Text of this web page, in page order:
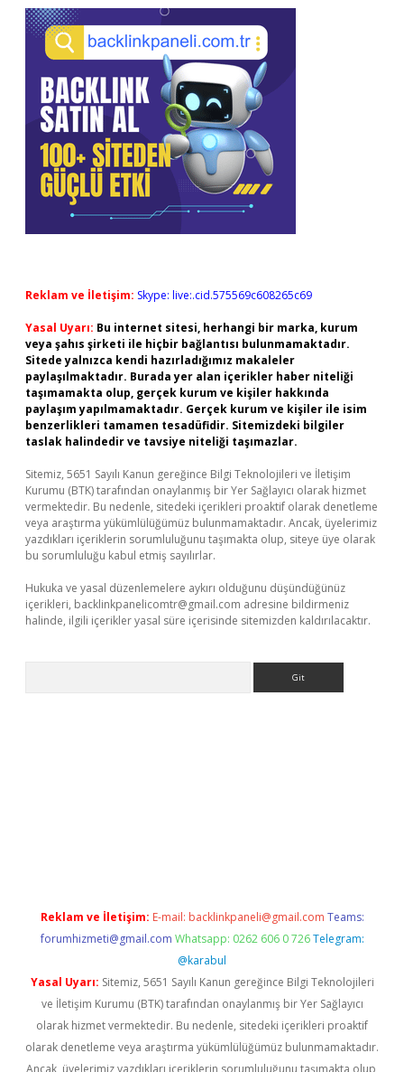
Reklam ve İletişim: Skype: live:.cid.575569c608265c69
Yasal Uyarı: Bu internet sitesi, herhangi bir marka, kurum
veya şahıs şirketi ile hiçbir bağlantısı bulunmamaktadır.
Sitede yalnızca kendi hazırladığımız makaleler
paylaşılmaktadır. Burada yer alan içerikler haber niteliği
taşımamakta olup, gerçek kurum ve kişiler hakkında
paylaşım yapılmamaktadır. Gerçek kurum ve kişiler ile isim
benzerlikleri tamamen tesadüfidir. Sitemizdeki bilgiler
taslak halindedir ve tavsiye niteliği taşımazlar.
Sitemiz, 5651 Sayılı Kanun gereğince Bilgi Teknolojileri ve İletişim
Kurumu (BTK) tarafından onaylanmış bir Yer Sağlayıcı olarak hizmet
vermektedir. Bu nedenle, sitedeki içerikleri proaktif olarak denetleme
veya araştırma yükümlülüğümüz bulunmamaktadır. Ancak, üyelerimiz
yazdıkları içeriklerin sorumluluğunu taşımakta olup, siteye üye olarak
bu sorumluluğu kabul etmiş sayılırlar.
Hukuka ve yasal düzenlemelere aykırı olduğunu düşündüğünüz
içerikleri, backlinkpanelicomtr@gmail.com adresine bildirmeniz
halinde, ilgili içerikler yasal süre içerisinde sitemizden kaldırılacaktır.
Reklam ve İletişim: E-mail: backlinkpaneli@gmail.com Teams:
forumhizmeti@gmail.com Whatsapp: 0262 606 0 726 Telegram:
@karabul
Yasal Uyarı: Sitemiz, 5651 Sayılı Kanun gereğince Bilgi Teknolojileri
ve İletişim Kurumu (BTK) tarafından onaylanmış bir Yer Sağlayıcı
olarak hizmet vermektedir. Bu nedenle, sitedeki içerikleri proaktif
olarak denetleme veya araştırma yükümlülüğümüz bulunmamaktadır.
Ancak, üyelerimiz yazdıkları içeriklerin sorumluluğunu taşımakta olup,